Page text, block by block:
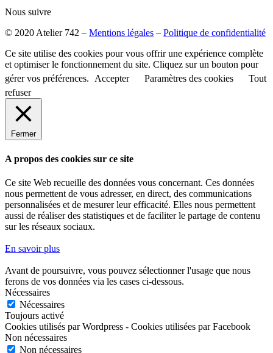
Nous suivre
© 2020 Atelier 742 – Mentions légales – Politique de confidentialité
Ce site utilise des cookies pour vous offrir une expérience complète
et optimiser le fonctionnement du site. Cliquez sur un bouton pour
gérer vos préférences.
Accepter Paramètres des cookies
Tout
refuser
Fermer
A propos des cookies sur ce site
Ce site Web recueille des données vous concernant. Ces données
nous permettent de vous adresser, en direct, des communications
personnalisées et de mesurer leur efficacité. Elles nous permettent
aussi de réaliser des statistiques et de faciliter le partage de contenu
sur les réseaux sociaux.
En savoir plus
Avant de poursuivre, vous pouvez sélectionner l'usage que nous
ferons de vos données via les cases ci-dessous.
Nécessaires
Nécessaires
Toujours activé
Cookies utilisés par Wordpress - Cookies utilisées par Facebook
Non nécessaires
Non nécessaires